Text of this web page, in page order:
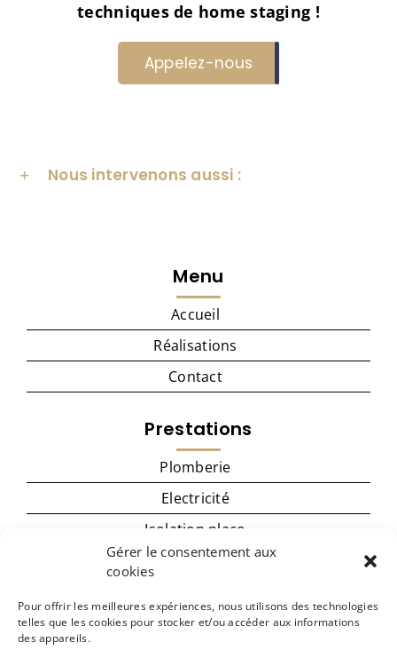
Gérer le consentement aux
cookies
Pour offrir les meilleures expériences, nous utilisons des technologies
telles que les cookies pour stocker et/ou accéder aux informations
des appareils.
techniques de home staging !
Appelez-nous
Nous intervenons aussi :
Menu
Accueil
Réalisations
Contact
Prestations
Plomberie
Electricité
Isolation placo
Menuiserie
Carrelage – revêtement de sol